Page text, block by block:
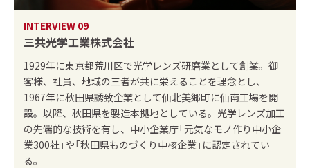
INTERVIEW 09
三共光学工業株式会社
1929年に東京都荒川区で光学レンズ研磨業として創業。御
客様、社員、地域の三者が共に栄えることを理念とし、
1967年に秋田県誘致企業として仙北美郷町に仙南工場を開
設。以降、秋田県を製造本拠地としている。光学レンズ加工
の先端的な技術を有し、中小企業庁「元気なモノ作り中小企
業300社」や「秋田県ものづくり中核企業」に認定されてい
る。